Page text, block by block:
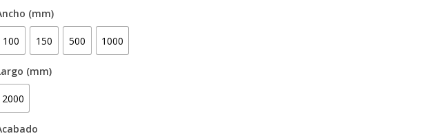
(mm)
100 150 500 1000
(mm)
2000